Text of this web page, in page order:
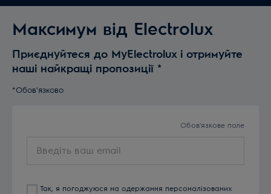
Максимум від Electrolux
Приєднуйтеся до MyElectrolux і отримуйте
наші найкращі пропозиції *
*Обов'язково
Обов'язкове поле
Так, я погоджуюся на одержання персоналізованих